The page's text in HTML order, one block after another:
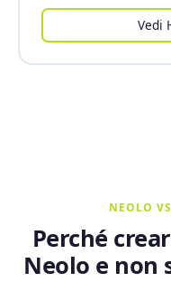
Vedi
NEOLO
Perché
Neolo e non